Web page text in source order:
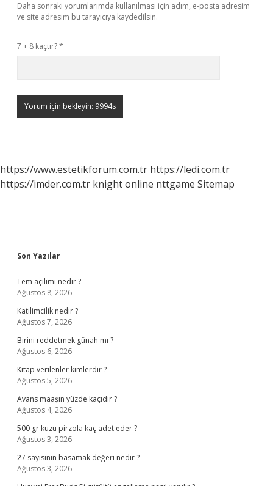
Daha sonraki yorumlarımda kullanılması için adım, e-posta adresim
ve site adresim bu tarayıcıya kaydedilsin.
7 + 8 kaçtır?*
https://www.estetikforum.com.tr https://ledi.com.tr
https://imder.com.tr knight online nttgame Sitemap
Sidebar
Son Yazılar
Tem açılımı nedir ?
Ağustos 8, 2026
Katilimcilik nedir ?
Ağustos 7, 2026
Birini reddetmek günah mı ?
Ağustos 6, 2026
Kitap verilenler kimlerdir ?
Ağustos 5, 2026
Avans maaşın yüzde kaçıdır ?
Ağustos 4, 2026
500 gr kuzu pirzola kaç adet eder ?
Ağustos 3, 2026
27 sayısının basamak değeri nedir ?
Ağustos 3, 2026